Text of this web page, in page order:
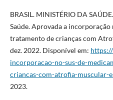
BRASIL. MINISTÉRIO DA
Saúde. Aprovada a incorporação
tratamento de crianças com
dez. 2022. Disponível em:
incorporacao-no-sus-de-
criancas-com-atrofia-muscular-
2023.